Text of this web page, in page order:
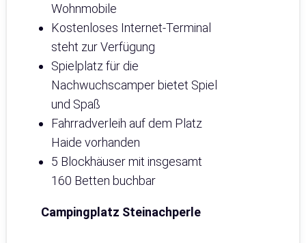
Wohnmobile
Kostenloses Internet-Terminal
steht zur Verfügung
Spielplatz für die
Nachwuchscamper bietet Spiel
und Spaß
Fahrradverleih auf dem Platz
Haide vorhanden
5 Blockhäuser mit insgesamt
160 Betten buchbar
Campingplatz Steinachperle